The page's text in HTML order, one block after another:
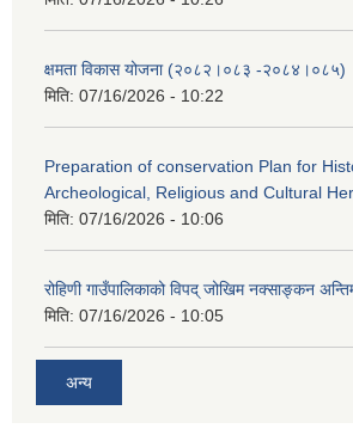
क्षमता विकास योजना (२०८२।०८३‍ -२०८४।०८५)
मिति: 07/16/2026 - 10:22
Preparation of conservation Plan for
Archeological, Religious and Cultural
मिति: 07/16/2026 - 10:06
रोहिणी गाउँपालिकाको विपद् जोखिम नक्साङ्कन
मिति: 07/16/2026 - 10:05
अन्य